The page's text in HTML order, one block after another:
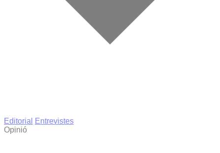
Editorial
Entrevistes
Opinió